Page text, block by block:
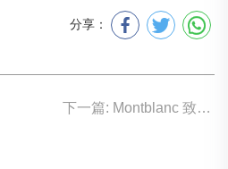
分享：
下一篇: Montblanc 致敬傳奇登山家Reinhold Messner